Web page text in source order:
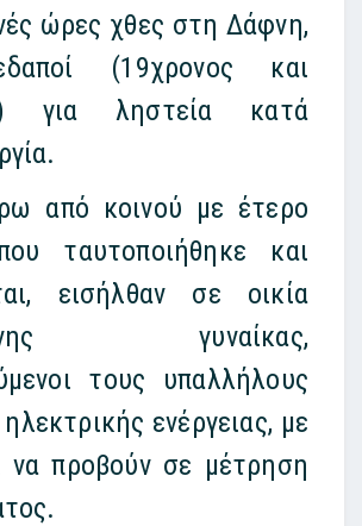
ώρες χθες στη Δάφνη,
(19χρονος και
για ληστεία κατά
από κοινού με έτερο
ταυτοποιήθηκε και
εισήλθαν σε οικία
γυναίκας,
τους υπαλλήλους
ηλεκτρικής ενέργειας, με
να προβούν σε μέτρηση